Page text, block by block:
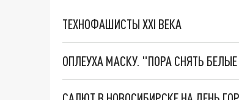
ТЕХНОФАШИСТЫ XXI ВЕКА
ОПЛЕУХА МАСКУ. "ПОРА СНЯТЬ